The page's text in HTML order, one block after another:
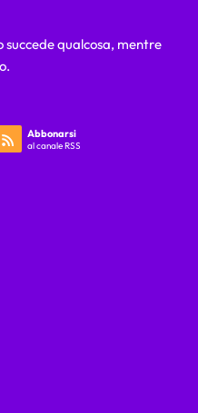
qualcosa, mentre
Abbonarsi
al canale RSS